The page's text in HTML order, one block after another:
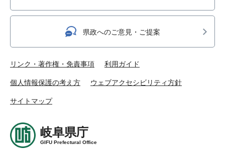
県政へのご意見・ご提案
リンク・著作権・免責事項 利用ガイド
個人情報保護の考え方 ウェブアクセシビリティ方針
サイトマップ
岐阜県庁
GIFU Prefectural Office